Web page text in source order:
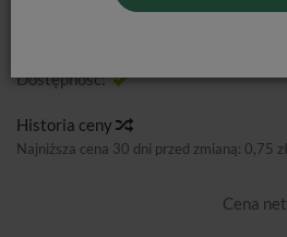
Dostępność:
Jest
Historia ceny
Najniższa cena 30 dni przed zmianą: 0,75
Cena